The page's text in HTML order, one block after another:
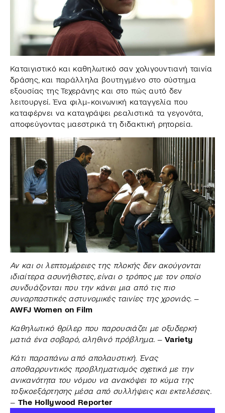
Καταιγιστικό και καθηλωτικό σαν χολιγουντιανή ταινία
δράσης, και παράλληλα βουτηγμένο στο σύστημα
εξουσίας της Τεχεράνης και στο πώς αυτό δεν
λειτουργεί. Ένα φιλμ-κοινωνική καταγγελία που
καταφέρνει να καταγράψει ρεαλιστικά τα γεγονότα,
αποφεύγοντας μαεστρικά τη διδακτική ρητορεία.
Αν και οι λεπτομέρειες της πλοκής δεν ακούγονται
ιδιαίτερα ασυνήθιστες, είναι ο τρόπος με τον οποίο
συνδυάζονται που την κάνει μια από τις πιο
συναρπαστικές αστυνομικές ταινίες της χρονιάς. –
AWFJ Women on Film
Καθηλωτικό θρίλερ που παρουσιάζει με οξυδερκή
ματιά ένα σοβαρό, αληθινό πρόβλημα. –Variety
Κάτι παραπάνω από απολαυστική. Ένας
αποθαρρυντικός προβληματισμός σχετικά με την
ανικανότητα του νόμου να ανακόψει το κύμα της
τοξικοεξάρτησης μέσα από συλλήψεις και εκτελέσεις.
– The Hollywood Reporter